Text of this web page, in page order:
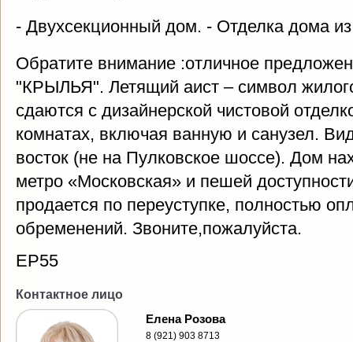
- Двухсекционный дом. - Отделка дома из
Обратите внимание :отличное
"КРЫЛЬЯ". Летящий аист – символ
сдаются с дизайнерской чистовой
комнатах, включая ванную и санузел.
восток (не на Пулковское шоссе). Дом
метро «Московская» и пешей
продается по переуступке, полностью
обременений. Звоните,пожалуйста.
ЕР55
Контактное лицо
Елена Розова
8 (921) 903 8713